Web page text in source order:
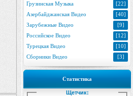
Грузинская Музыка
[22]
Азербайджанская Видео
[40]
Зарубежные Видео
[9]
Российское Видео
[12]
Турецкая Видео
[10]
Сборники Видео
[3]
Статистика
Щетчик: